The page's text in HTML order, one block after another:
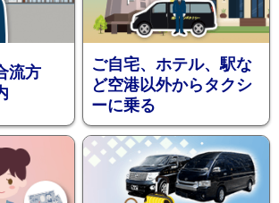
勧め送
プラン
流方
ご自宅、ホテル、駅な
ど空港以外からタクシ
ーに乗る